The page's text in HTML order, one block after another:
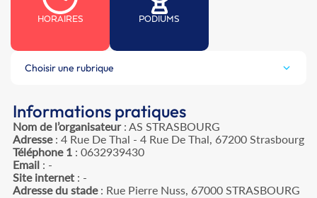
HORAIRES PODIUMS
Choisir une rubrique
Informations pratiques
Nom de l’organisateur: AS STRASBOURG
Adresse: 4 Rue De Thal - 4 Rue De Thal, 67200 Strasbourg
Téléphone 1 : 0632939430
Email : -
Site internet : -
Adresse du stade: Rue Pierre Nuss, 67000 STRASBOURG